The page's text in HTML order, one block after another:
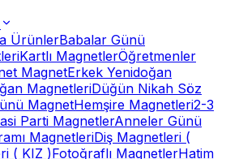
ÜrünlerBabalar Günü
Kartlı MagnetlerÖğretmenler
MagnetErkek Yenidoğan
MagnetleriDüğün Nikah Söz
MagnetHemşire Magnetleri2-3
Parti MagnetlerAnneler Günü
MagnetleriDiş Magnetleri (
( KIZ )Fotoğraflı MagnetlerHatim